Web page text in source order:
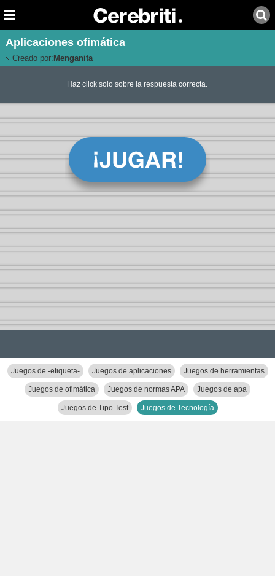
Aplicaciones ofimática
Creado por: Menganita
Haz click solo sobre la respuesta correcta.
Juegos de -etiqueta- Juegos de aplicaciones Juegos de herramientas
Juegos de ofimática Juegos de normas APA Juegos de apa
Juegos de Tipo Test Juegos de Tecnología